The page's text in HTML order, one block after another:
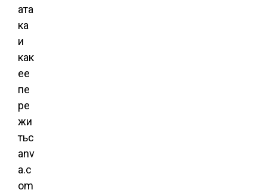
ата
ка
и
как
ее
пе
ре
жи
тьc
anv
a.c
om